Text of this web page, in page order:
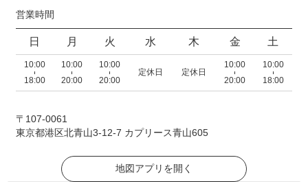
営業時間
日 月 火 水 木 金 土
10:00
18:00
10:00
20:00
10:00
20:00
定休日 定休日
10:00
20:00
10:00
18:00
〒107-0061
東京都港区北青山3-12-7 カプリース青山605
地図アプリを開く